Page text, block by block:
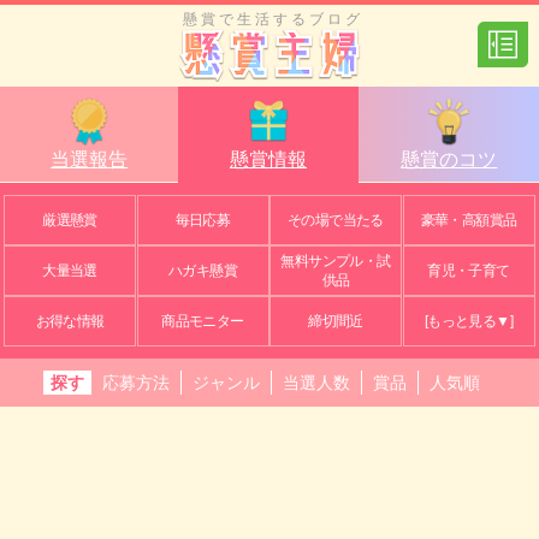
懸賞で生活するブログ
当選報告 懸賞情報 懸賞のコツ
厳選懸賞 毎日応募 その場で当たる 豪華・高額賞品
大量当選 ハガキ懸賞
無料サンプル・試
供品
育児・子育て
お得な情報 商品モニター 締切間近 [もっと見る▼]
探す 応募方法 ジャンル 当選人数 賞品 人気順